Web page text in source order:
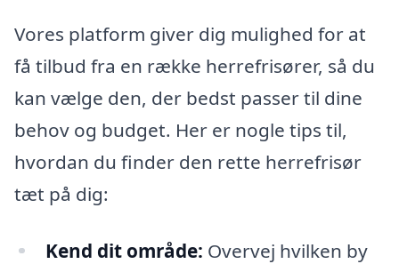
Vores platform giver dig mulighed for at
få tilbud fra en række herrefrisører, så du
kan vælge den, der bedst passer til dine
behov og budget. Her er nogle tips til,
hvordan du finder den rette herrefrisør
tæt på dig:
Kend dit område: Overvej hvilken by